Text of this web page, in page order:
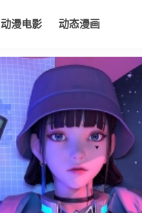
动漫电影 动态漫画